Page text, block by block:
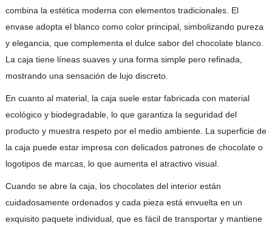
combina la estética moderna con elementos tradicionales. El
envase adopta el blanco como color principal, simbolizando pureza
y elegancia, que complementa el dulce sabor del chocolate blanco.
La caja tiene líneas suaves y una forma simple pero refinada,
mostrando una sensación de lujo discreto.
En cuanto al material, la caja suele estar fabricada con material
ecológico y biodegradable, lo que garantiza la seguridad del
producto y muestra respeto por el medio ambiente. La superficie de
la caja puede estar impresa con delicados patrones de chocolate o
logotipos de marcas, lo que aumenta el atractivo visual.
Cuando se abre la caja, los chocolates del interior están
cuidadosamente ordenados y cada pieza está envuelta en un
exquisito paquete individual, que es fácil de transportar y mantiene